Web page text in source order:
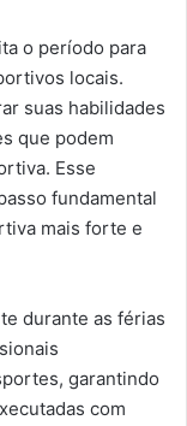
o período para
locais.
suas habilidades
que podem
Esse
fundamental
mais forte e
durante as férias
garantindo
com